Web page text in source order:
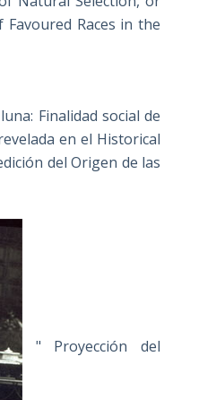
Races in the
Finalidad social de
en el Historical
del Origen de las
" Proyección del